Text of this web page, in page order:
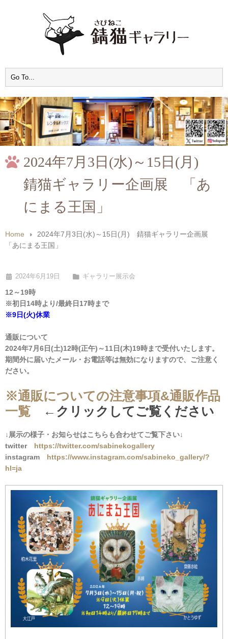
Home
2024年7月3日(水)～15日(月) 錆猫ギャラリー企画展
「あにまる王国」
2024年7月3日(水)～15日(月)
錆猫ギャラリー企画展 「あ
にまる王国」
2024年6月19日 ギャラリー展示会
12～19時
※初日14時より/最終日17時まで
※9日(火)休業
通販について
2024年7月6日(土)12時(正午)～11 日(木)19時まで受付いたします。
期間外に届いたメール・お電話等は無効になりますので、ご注意く
ださい。
※通販についての注意事項&通販作品
一覧 ←クリックしてご覧ください
↓展示の様子・お知らせはこちらも合わせてご覧下さい↓
twitter https://twitter.com/sabinekogallery
instagram https://www.instagram.com/sabineko_gallery/?
hl=ja